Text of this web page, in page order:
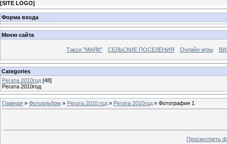
[SITE LOGO]
Форма входа
Меню сайта
Такси "МАЯК" СЕЛЬСКИЕ ПОСЕЛЕНИЯ Онлайн игры
Categories
Регата 2010год [48]
Регата 2010год
Главная » Фотоальбом » Регата 2010 год » Регата 2010год » Фотография 1
Просмотреть